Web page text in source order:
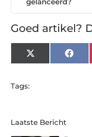
gelanceerd?
Goed artikel?
X
(Twitter)
Tags:
Laatste Bericht